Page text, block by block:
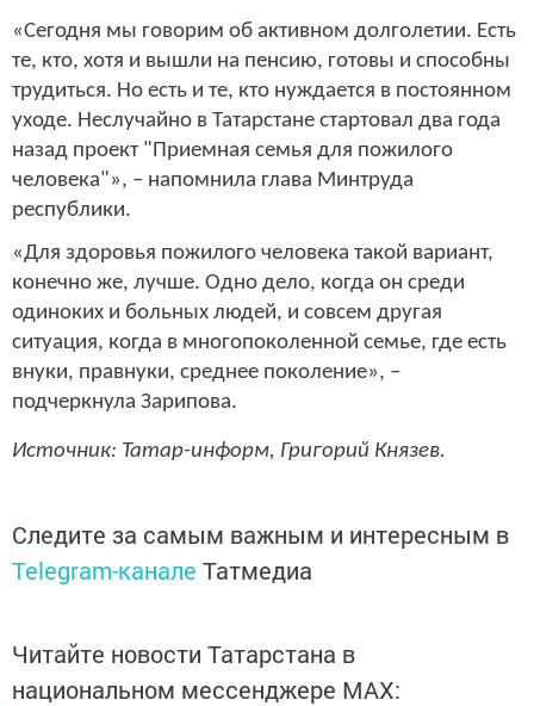
«Сегодня мы говорим об активном долголетии. Есть
те, кто, хотя и вышли на пенсию, готовы и способны
трудиться. Но есть и те, кто нуждается в постоянном
уходе. Неслучайно в Татарстане стартовал два года
назад проект "Приемная семья для пожилого
человека"», – напомнила глава Минтруда
республики.
«Для здоровья пожилого человека такой вариант,
конечно же, лучше. Одно дело, когда он среди
одиноких и больных людей, и совсем другая
ситуация, когда в многопоколенной семье, где есть
внуки, правнуки, среднее поколение», –
подчеркнула Зарипова.
Источник: Татар-информ, Григорий Князев.
Следите за самым важным и интересным в
Telegram-канале Татмедиа
Читайте новости Татарстана в
национальном мессенджере MАХ: